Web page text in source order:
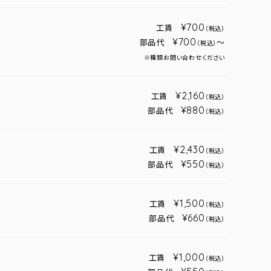
工賃 ¥700 （税込）
部品代 ¥700 （税込）～
※種類お問い合わせください
工賃 ¥2,160 （税込）
部品代 ¥880 （税込）
工賃 ¥2,430 （税込）
部品代 ¥550 （税込）
工賃 ¥1,500 （税込）
部品代 ¥660 （税込）
工賃 ¥1,000 （税込）